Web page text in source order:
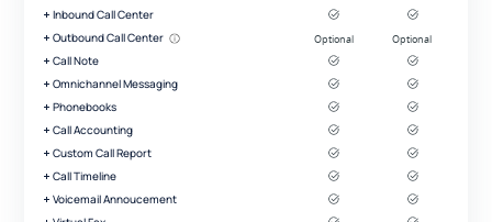
Inbound Call Center
Outbound Call Center
Call Note
Omnichannel Messaging
Phonebooks
Call Accounting
Custom Call Report
Call Timeline
Voicemail Annoucement